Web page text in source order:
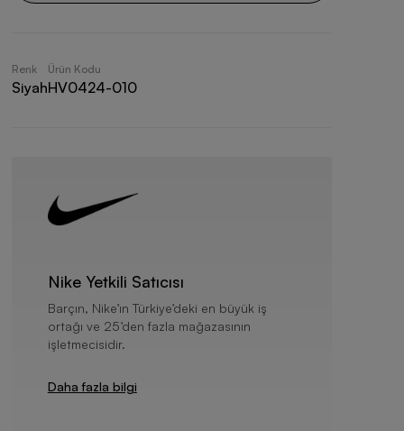
Renk
Siyah
Ürün Kodu
HV0424-010
Nike Yetkili Satıcısı
Barçın, Nike’ın Türkiye’deki en büyük iş
ortağı ve 25’den fazla mağazasının
işletmecisidir.
Daha fazla bilgi